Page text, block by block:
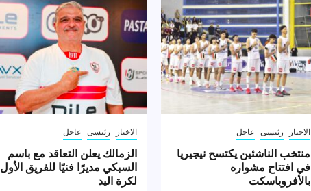
الاخبار رئيسى عاجل
منتخب الناشئين يكتسح نيجيريا
في افتتاح مشواره
بالأفروباسكت
الاخبار رئيسى عاجل
الزمالك يعلن التعاقد مع باسم
السبكي مديرًا فنيًا للفريق الأول
لكرة اليد